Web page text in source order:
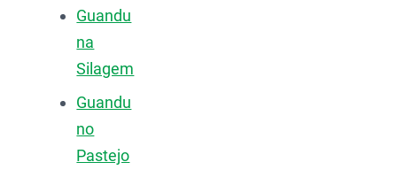
Guandu
na
Silagem
Guandu
no
Pastejo